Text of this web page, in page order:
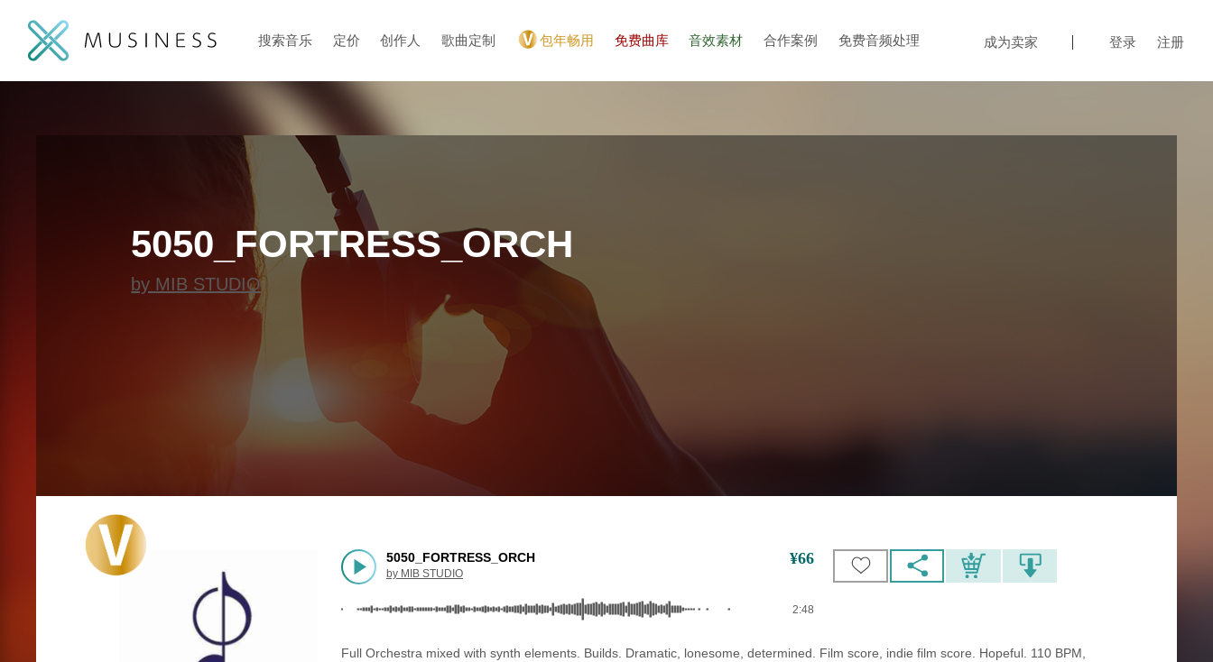
搜索音乐 定价 创作人 歌曲定制 包年畅用 免费曲库 音效素材 合作案例 免费音频处理 成为卖家 登录 注册
5050_FORTRESS_ORCH
by MIB STUDIO
5050_FORTRESS_ORCH
by MIB STUDIO
¥66
2:48
Full Orchestra mixed with synth elements. Builds. Dramatic, lonesome, determined. Film score, indie film score. Hopeful. 110 BPM,